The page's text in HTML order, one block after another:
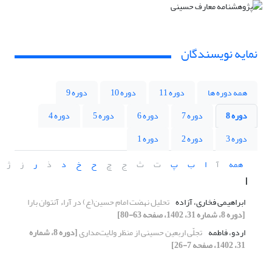
نمایه نویسندگان
همه دوره ها دوره 11 دوره 10
دوره 9
دوره 8
دوره 7 دوره 6 دوره 5
دوره 4
دوره 3
دوره 2
دوره 1
همه
آ ا ب پ ت ث ج چ ح خ د ذ ر ز ژ
ا
ابراهیمی فخاری، آزاده تحلیل نهضت امام حسین(ع) در آراء آنتوان بارا
[دوره 8، شماره 31، 1402، صفحه 63-80]
اردو، فاطمه تجلّی اربعین حسینی از منظر ولایت‌مداری [دوره 8، شماره
31، 1402، صفحه 7-26]